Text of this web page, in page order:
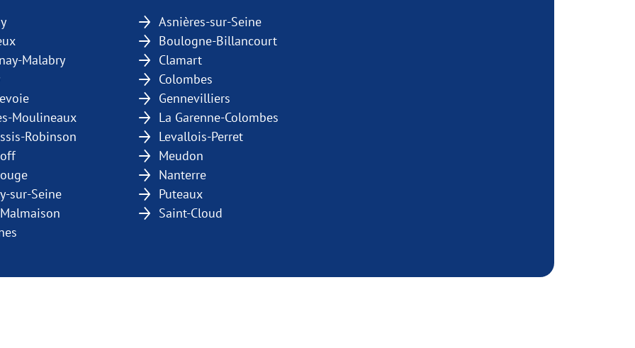
Asnières-sur-Seine
Boulogne-Billancourt
Malabry
Clamart
Colombes
Gennevilliers
Moulineaux
La Garenne-Colombes
Robinson
Levallois-Perret
Meudon
Nanterre
sur-Seine
Puteaux
Saint-Cloud